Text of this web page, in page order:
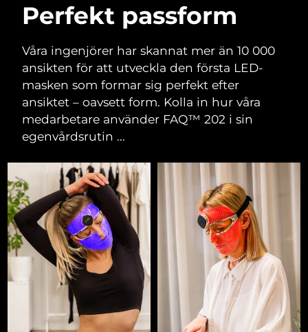
Perfekt passform
Våra ingenjörer har skannat mer än 10 000
ansikten för att utveckla den första LED-
masken som formar sig perfekt efter
ansiktet – oavsett form. Kolla in hur våra
medarbetare använder FAQ™ 202 i sin
egenvårdsrutin ...